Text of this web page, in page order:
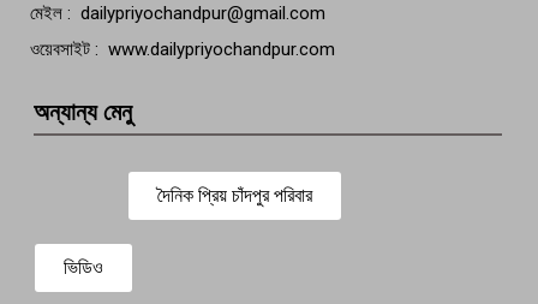
মেইল : dailypriyochandpur@gmail.com
ওয়েবসাইট : www.dailypriyochandpur.com
অন্যান্য মেনু
দৈনিক প্রিয় চাঁদপুর পরিবার
ভিডিও